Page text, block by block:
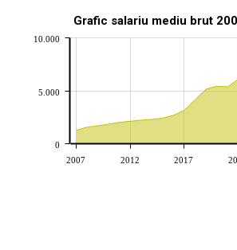
Grafic salariu mediu brut
2007 2012 2017
0
5.000
10.000